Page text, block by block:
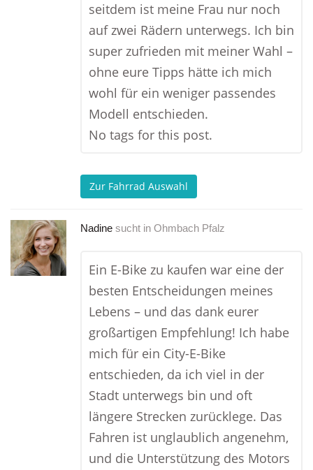
seitdem ist meine Frau nur noch
auf zwei Rädern unterwegs. Ich bin
super zufrieden mit meiner Wahl –
ohne eure Tipps hätte ich mich
wohl für ein weniger passendes
Modell entschieden.
No tags for this post.
Zur Fahrrad Auswahl
Nadine sucht in Ohmbach Pfalz
Ein E-Bike zu kaufen war eine der
besten Entscheidungen meines
Lebens – und das dank eurer
großartigen Empfehlung! Ich habe
mich für ein City-E-Bike
entschieden, da ich viel in der
Stadt unterwegs bin und oft
längere Strecken zurücklege. Das
Fahren ist unglaublich angenehm,
und die Unterstützung des Motors